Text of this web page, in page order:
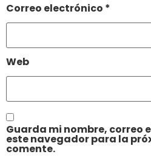
Correo electrónico *
Web
Guarda mi nombre, correo
este navegador para la
comente.